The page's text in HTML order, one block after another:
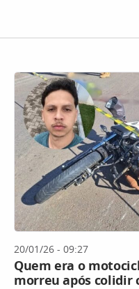
20/01/26 - 09:27
Quem era o
morreu após colidir